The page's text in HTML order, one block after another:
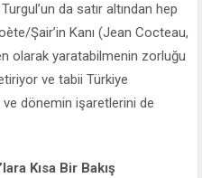
da satır altından hep
Şair’in Kanı (Jean Cocteau,
olarak yaratabilmenin zorluğu
ve tabii Türkiye
dönemin işaretlerini de
Kısa Bir Bakış